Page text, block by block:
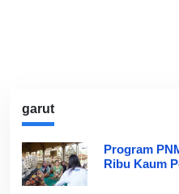
garut
Program
Ribu Kaum